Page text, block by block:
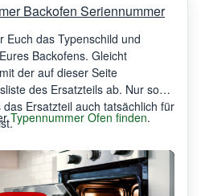
Backofen Seriennummer
Euch das Typenschild und
Backofens. Gleicht
der auf dieser Seite
des Ersatzteils ab. Nur so
Ersatzteil auch tatsächlich für
Typennummer Ofen finden.